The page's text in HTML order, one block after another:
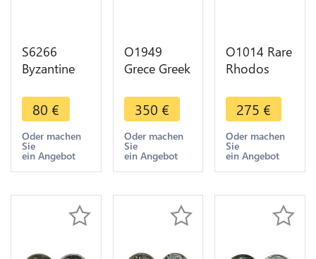
S6266
Byzantine
Justin II
565-578 Æ
Half Follis
Thessalonica
mint
80 €
Oder machen
Sie
ein Angebot
O1949
Grece Greek
Coins
Argos
Argolis
Wolf Loup
80 BC
350 €
Oder machen
Sie
ein Angebot
O1014 Rare
Rhodos
Plinthophore
Circa 125
88
ANTAIOY
P-O Silver
275 €
Oder machen
Sie
ein Angebot